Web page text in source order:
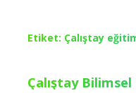
Etiket: Çalıştay
Çalıştay Bilimsel